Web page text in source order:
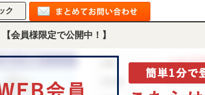
【会員様限定で公開中！】